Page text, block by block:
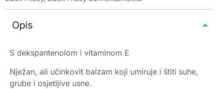
Opis
S dekspantenolom i vitaminom E
Nježan, ali učinkovit balzam koji umiruje i štiti suhe,
grube i osjetljive usne.